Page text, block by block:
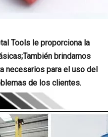
Tools le proporciona la
brindamos
necesarios para el uso del
de los clientes.